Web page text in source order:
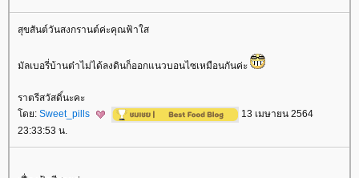
สุขสันต์วันสงกรานต์ค่ะคุณฟ้าใส
มัลเบอรี่บ้านต๋าไม่ได้ลงดินก็ออกแนวบอนไซเหมือนกันค่ะ
ราตรีสวัสดิ์นะคะ
ดย: Sweet_pills
13 เมษายน 2564
23:33:53 น.